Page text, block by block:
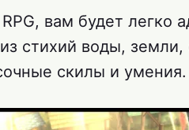
вам будет легко
стихий воды, земли,
скилы и умения.